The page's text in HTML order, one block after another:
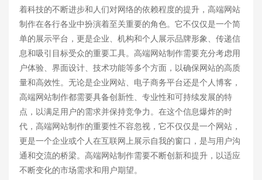
着科技的不断进步和人们对网络的依赖程度的提升，高端网站
制作在各行各业中扮演着至关重要的角色。它不仅仅是一个简
单的展示平台，更是企业、机构和个人展示品牌形象、传递信
息和吸引目标受众的重要工具。高端网站制作需要充分考虑用
户体验、界面设计、技术功能等多个方面，以确保网站的高质
量和高效性。无论是企业网站、电子商务平台还是个人博客，
高端网站制作都需要具备创新性、专业性和可持续发展的特
点，以满足用户的需求并保持竞争力。在这个信息爆炸的时
代，高端网站制作的重要性不容忽视，它不仅仅是一个网站，
更是一个企业或个人在互联网上展示自我的窗口，是与用户沟
通和交流的桥梁。高端网站制作需要不断创新和提升，以适应
不断变化的市场需求和用户期望。